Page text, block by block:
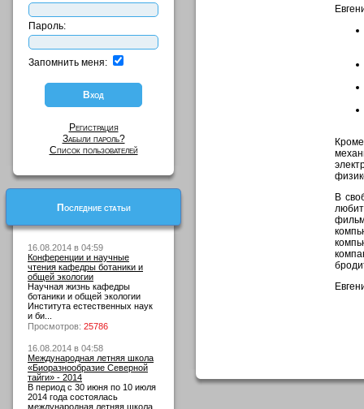
Пароль:
Запомнить меня:
Регистрация
Забыли пароль?
Список пользователей
Последние статьи
16.08.2014 в 04:59
Конференции и научные
чтения кафедры ботаники и
общей экологии
Научная жизнь кафедры
ботаники и общей экологии
Института естественных наук
и би...
Просмотров: 25786
16.08.2014 в 04:58
Международная летняя школа
«Биоразнообразие Северной
тайги» - 2014
В период с 30 июня по 10 июля
2014 года состоялась
международная летняя школа
В